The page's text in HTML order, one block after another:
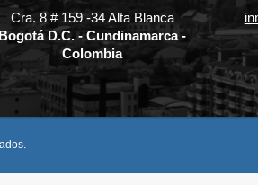
Cra. 8 # 159 -34 Alta Blanca
D.C. - Cundinamarca -
Colombia